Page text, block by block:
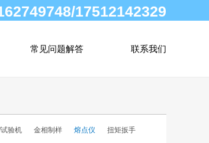
17512142329
常见问题解答 联系我们
验机 金相制样 熔点仪 扭矩扳手